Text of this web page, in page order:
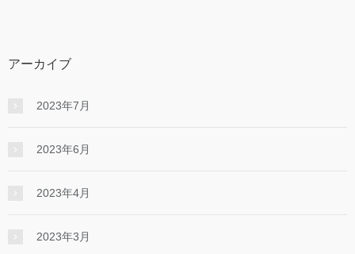
アーカイブ
2023年7月
2023年6月
2023年4月
2023年3月